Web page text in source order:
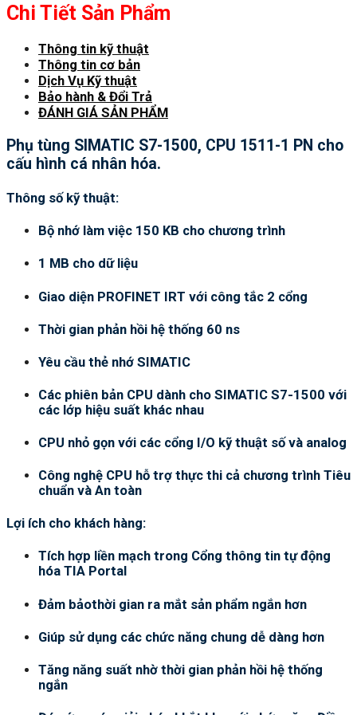
Chi Tiết Sản Phẩm
Thông tin kỹ thuật
Thông tin cơ bản
Dịch Vụ Kỹ thuật
Bảo hành & Đổi Trả
ĐÁNH GIÁ SẢN PHẨM
Phụ tùng SIMATIC S7-1500, CPU 1511-1 PN cho
cấu hình cá nhân hóa.
Thông số kỹ thuật:
Bộ nhớ làm việc 150 KB cho chương trình
1 MB cho dữ liệu
Giao diện PROFINET IRT với công tắc 2 cổng
Thời gian phản hồi hệ thống 60 ns
Yêu cầu thẻ nhớ SIMATIC
Các phiên bản CPU dành cho SIMATIC S7-1500 với
các lớp hiệu suất khác nhau
CPU nhỏ gọn với các cổng I/O kỹ thuật số và analog
Công nghệ CPU hỗ trợ thực thi cả chương trình Tiêu
chuẩn và An toàn
Lợi ích cho khách hàng:
Tích hợp liền mạch trong Cổng thông tin tự động
hóa TIA Portal
Đảm bảothời gian ra mắt sản phẩm ngắn hơn
Giúp sử dụng các chức năng chung dễ dàng hơn
Tăng năng suất nhờ thời gian phản hồi hệ thống
ngắn